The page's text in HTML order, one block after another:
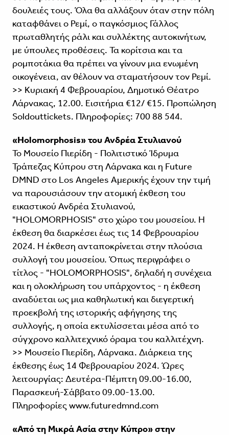
δουλειές τους. Όλα θα αλλάξουν όταν στην πόλη
καταφθάνει ο Ρεμί, ο παγκόσμιος Γάλλος
πρωταθλητής ράλι και συλλέκτης αυτοκινήτων,
με ύπουλες προθέσεις. Τα κορίτσια και τα
ρομποτάκια θα πρέπει να γίνουν μια ενωμένη
οικογένεια, αν θέλουν να σταματήσουν τον Ρεμί.
>> Κυριακή 4 Φεβρουαρίου, Δημοτικό Θέατρο
Λάρνακας, 12.00. Εισιτήρια €12/ €15. Προπώληση
Soldouttickets. Πληροφορίες: 700 88 544.
«Holomorphosis» του Ανδρέα Στυλιανού
Το Μουσείο Πιερίδη - Πολιτιστικό Ίδρυμα
Τράπεζας Κύπρου στη Λάρνακα και η Future
DMND στο Los Angeles Αμερικής έχουν την τιμή
να παρουσιάσουν την ατομική έκθεση του
εικαστικού Ανδρέα Στυλιανού,
"HOLOMORPHOSIS" στο χώρο του μουσείου. H
έκθεση θα διαρκέσει έως τις 14 Φεβρουαρίου
2024. Η έκθεση ανταποκρίνεται στην πλούσια
συλλογή του μουσείου. Όπως περιγράφει ο
τίτλος - "HOLOMORPHOSIS", δηλαδή η συνέχεια
και η ολοκλήρωση του υπάρχοντος - η έκθεση
αναδύεται ως μια καθηλωτική και διεγερτική
προεκβολή της ιστορικής αφήγησης της
συλλογής, η οποία εκτυλίσσεται μέσα από το
σύγχρονο καλλιτεχνικό όραμα του καλλιτέχνη.
>> Μουσείο Πιερίδη, Λάρνακα. Διάρκεια της
έκθεσης έως 14 Φεβρουαρίου 2024. Ώρες
λειτουργίας: Δευτέρα-Πέμπτη 09.00-16.00,
Παρασκευή-Σάββατο 09.00-13.00.
Πληροφορίες www.futuredmnd.com
«Από τη Μικρά Ασία στην Κύπρο» στην